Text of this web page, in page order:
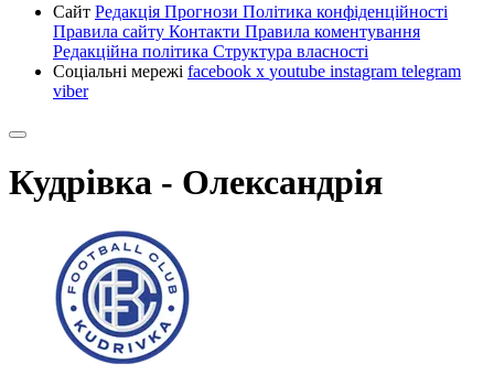
Сайт Редакція Прогнози Політика конфіденційності
Правила сайту Контакти Правила коментування
Редакційна політика Структура власності
Соціальні мережі facebook x youtube instagram telegram
viber
Кудрівка - Олександрія